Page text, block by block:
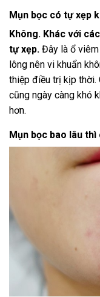
Mụn bọc có tự xẹp
Không. Khác với
tự xẹp. Đây là ổ viêm
lông nên vi khuẩn
thiệp điều trị kịp thời.
cũng ngày càng khó
hơn.
Mụn bọc bao lâu thì